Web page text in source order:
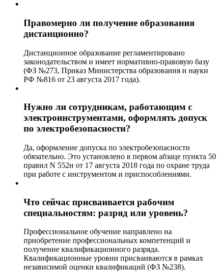
Правомерно ли получение образования
дистанционно?
Дистанционное образование регламентировано
законодательством и имеет нормативно-правовую базу
(ФЗ №273, Приказ Министерства образования и науки
РФ №816 от 23 августа 2017 года).
Нужно ли сотрудникам, работающим с
электроинструментами, оформлять допуск
по электробезопасности?
Да, оформление допуска по электробезопасности
обязательно. Это установлено в первом абзаце пункта 50
правил N 552н от 17 августа 2018 года по охране труда
при работе с инструментом и приспособлениями.
Что сейчас присваивается рабочим
специальностям: разряд или уровень?
Профессиональное обучение направлено на
приобретение профессиональных компетенций и
получение квалификационного разряда.
Квалификационные уровни присваиваются в рамках
независимой оценки квалификаций (ФЗ №238).